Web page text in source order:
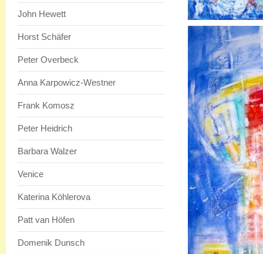
John Hewett
Horst Schäfer
Peter Overbeck
Anna Karpowicz-Westner
Frank Komosz
Peter Heidrich
Barbara Walzer
Venice
Katerina Köhlerova
Patt van Höfen
Domenik Dunsch